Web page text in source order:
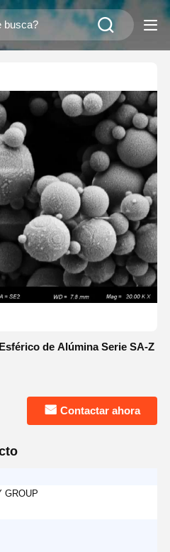
de Alúmina Serie SA-Z
Contactar ahora
GROUP